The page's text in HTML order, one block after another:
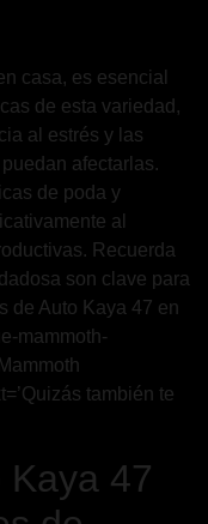
casa, es esencial
de esta variedad,
al estrés y las
afectarlas.
de poda y
al
Recuerda
son clave para
de Auto Kaya 47 en
mammoth-
también te
Kaya 47